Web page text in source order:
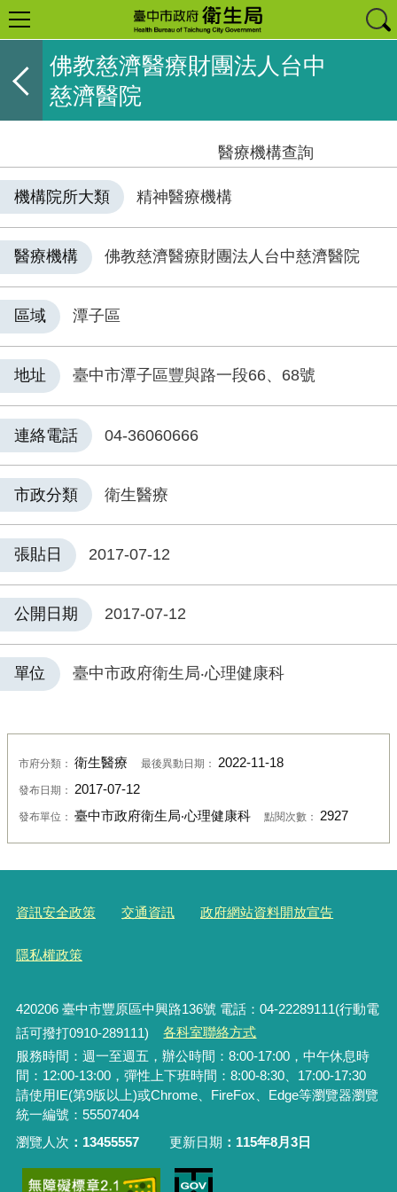
佛教慈濟醫療財團法人台中
慈濟醫院
醫療機構查詢
機構院所大類 精神醫療機構
醫療機構 佛教慈濟醫療財團法人台中慈濟醫院
區域 潭子區
地址 臺中市潭子區豐與路一段66、68號
連絡電話 04-36060666
市政分類 衛生醫療
張貼日 2017-07-12
公開日期 2017-07-12
單位 臺中市政府衛生局‧心理健康科
市府分類： 衛生醫療 最後異動日期： 2022-11-18
發布日期： 2017-07-12
發布單位： 臺中市政府衛生局‧心理健康科 點閱次數： 2927
資訊安全政策 交通資訊 政府網站資料開放宣告
隱私權政策
420206臺中市豐原區中興路136號 電話：04-22289111(行動電
話可撥打0910-289111)
各科室聯絡方式
服務時間：週一至週五，辦公時間：8:00-17:00，中午休息時
間：12:00-13:00，彈性上下班時間：8:00-8:30、17:00-17:30
請使用IE(第9版以上)或Chrome、FireFox、Edge等瀏覽器瀏覽
統一編號：55507404
瀏覽人次
13455557 更新日期 115年8月3日